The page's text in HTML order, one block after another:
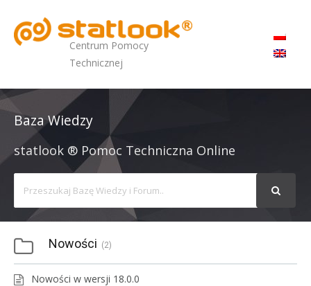
Centrum Pomocy
Technicznej
Baza Wiedzy
statlook ® Pomoc Techniczna Online
For
Nowości 2
Nowości w wersji 18.0.0